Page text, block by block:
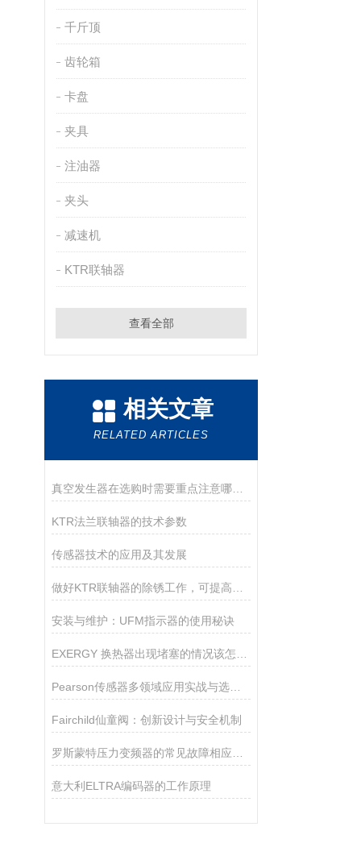
千斤顶
齿轮箱
卡盘
夹具
注油器
夹头
减速机
KTR联轴器
查看全部
相关文章
RELATED ARTICLES
真空发生器在选购时需要重点注意哪些方面？
KTR法兰联轴器的技术参数
传感器技术的应用及其发展
安装与维护：UFM指示器的使用秘诀
Pearson传感器多领域应用实战与选型指南
Fairchild仙童阀：创新设计与安全机制
意大利ELTRA编码器的工作原理